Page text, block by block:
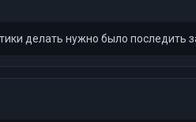
делать нужно было последить